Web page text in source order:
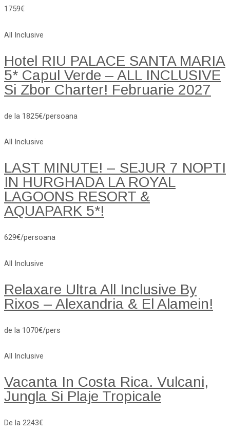
1759€
All Inclusive
Hotel RIU PALACE SANTA MARIA
5* Capul Verde – ALL INCLUSIVE
Si Zbor Charter! Februarie 2027
de la 1825€/persoana
All Inclusive
LAST MINUTE! – SEJUR 7 NOPTI
IN HURGHADA LA ROYAL
LAGOONS RESORT &
AQUAPARK 5*!
629€/persoana
All Inclusive
Relaxare Ultra All Inclusive By
Rixos – Alexandria & El Alamein!
de la 1070€/pers
All Inclusive
Vacanta In Costa Rica. Vulcani,
Jungla Si Plaje Tropicale
De la 2243€